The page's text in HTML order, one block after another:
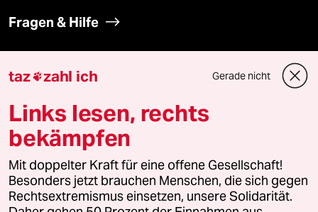
Fragen & Hilfe
ePaper Login
Downloads für Abonnierende
taz zahl ich Gerade nicht
Links lesen, rechts
bekämpfen
Mit doppelter Kraft für eine offene Gesellschaft!
Besonders jetzt brauchen Menschen, die sich gegen
Rechtsextremismus einsetzen, unsere Solidarität.